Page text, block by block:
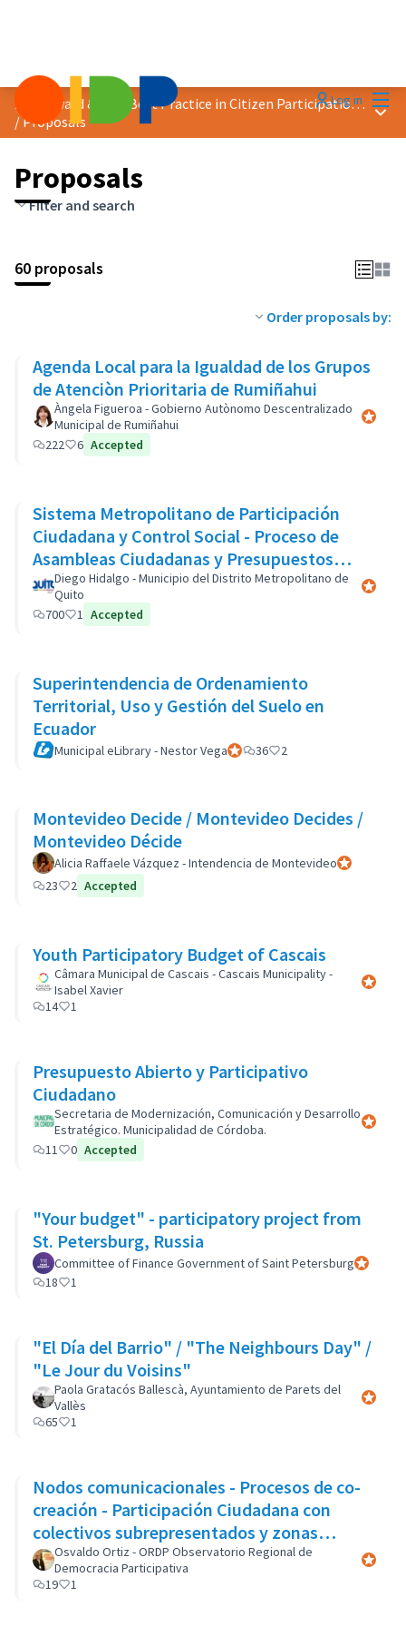
Log in
2018 Award &quot;Best Practice in Citizen Participation&quot;
/Proposals
Main
Proposals
Filter and search
60 proposals
Order proposals by:
Agenda Local para la Igualdad de los Grupos
de Atenciòn Prioritaria de Rumiñahui
Àngela Figueroa - Gobierno Autònomo Descentralizado
Municipal de Rumiñahui
Official
222
6 Accepted
Sistema Metropolitano de Participación
Ciudadana y Control Social - Proceso de
Asambleas Ciudadanas y Presupuestos
Participativos
Diego Hidalgo - Municipio del Distrito Metropolitano de
Quito
Official
700
1 Accepted
Superintendencia de Ordenamiento
Territorial, Uso y Gestión del Suelo en
Ecuador
Municipal eLibrary - Nestor VegaOfficial participant
36 2
Montevideo Decide / Montevideo Decides /
Montevideo Décide
Alicia Raffaele Vázquez - Intendencia de MontevideoOfficial
23
2 Accepted
Youth Participatory Budget of Cascais
Câmara Municipal de Cascais - Cascais Municipality -
Isabel Xavier
Official
14
1
Presupuesto Abierto y Participativo
Ciudadano
Secretaria de Modernización, Comunicación y Desarrollo
Estratégico. Municipalidad de Córdoba.
Official
11
0 Accepted
"Your budget" - participatory project from
St. Petersburg, Russia
Committee of Finance Government of Saint PetersburgOfficial
18
1
"El Día del Barrio" / "The Neighbours Day" /
"Le Jour du Voisins"
Paola Gratacós Ballescà, Ayuntamiento de Parets del
Vallès
Official
65
1
Nodos comunicacionales - Procesos de co-
creación - Participación Ciudadana con
colectivos subrepresentados y zonas
marginales
Osvaldo Ortiz - ORDP Observatorio Regional de
Democracia Participativa
Official
19
1